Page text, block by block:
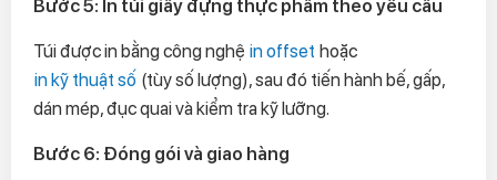
Bước 5: In túi giấy đựng thực phẩm theo yêu cầu
Túi được in bằng công nghệ in offset hoặc
in kỹ thuật số (tùy số lượng), sau đó tiến hành bế, gấp,
dán mép, đục quai và kiểm tra kỹ lưỡng.
Bước 6: Đóng gói và giao hàng